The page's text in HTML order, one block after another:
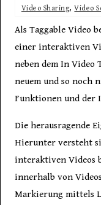
Video Sharing,Video
Als Taggable Video
einer interaktiven
neben dem In Video
neuem und so noch
Funktionen und der
Die herausragende
Hierunter versteht
interaktiven Videos
innerhalb von
Markierung mittels